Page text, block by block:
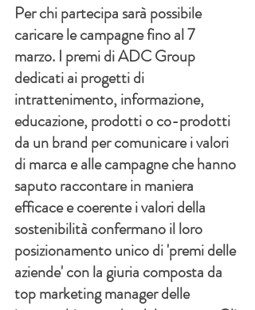
Per chi partecipa sarà possibile
caricare le campagne fino al 7
marzo. I premi di ADC Group
dedicati ai progetti di
intrattenimento, informazione,
educazione, prodotti o co-prodotti
da un brand per comunicare i valori
di marca e alle campagne che hanno
saputo raccontare in maniera
efficace e coerente i valori della
sostenibilità confermano il loro
posizionamento unico di 'premi delle
aziende' con la giuria composta da
top marketing manager delle